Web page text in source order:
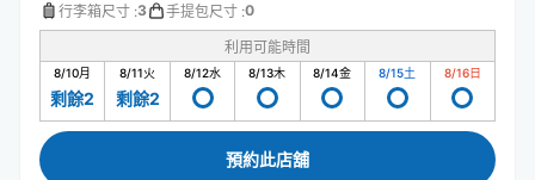
行李箱尺寸 :3 手提包尺寸 :0
利用可能時間
8/10月
剩餘2
8/11火
剩餘2
8/12水 8/13木 8/14金 8/15土 8/16日
預約此店舖